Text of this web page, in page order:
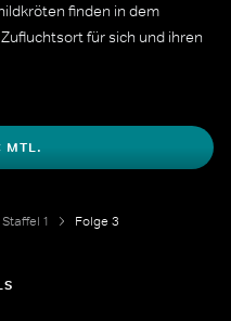
finden in dem
für sich und ihren
MTL.
Staffel 1 Folge 3